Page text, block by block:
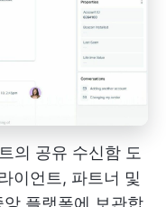
의 공유 수신함 도
이언트, 파트너 및
플랫폼에 보관합